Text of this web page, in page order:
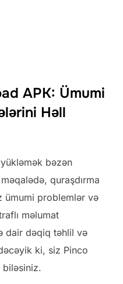
APK: Ümumi
Həll
bəzən
quraşdırma
ümumi problemlər və
məlumat
dair dəqiq təhlil və
ki, siz Pinco
biləsiniz.